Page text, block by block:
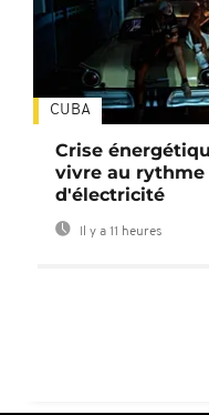
CUBA
Crise
vivre au rythme
d'électricité
Il y a 11 heures